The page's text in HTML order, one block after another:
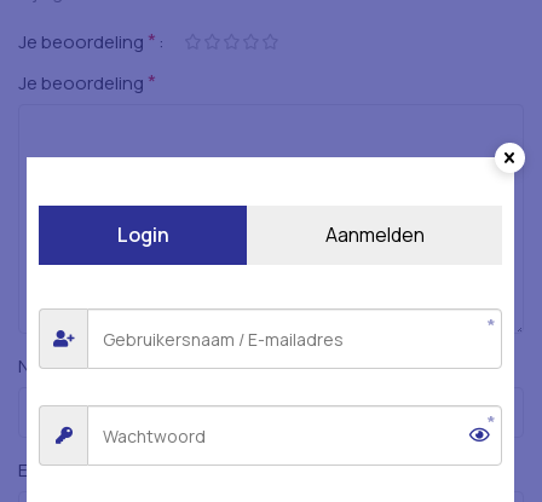
Je beoordeling *
Je beoordeling *
Naam*
E-mail*
Login Aanmelden